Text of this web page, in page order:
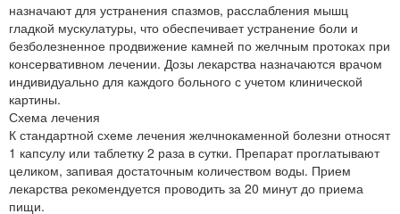
назначают для устранения спазмов, расслабления мышц
гладкой мускулатуры, что обеспечивает устранение боли и
безболезненное продвижение камней по желчным протоках при
консервативном лечении. Дозы лекарства назначаются врачом
индивидуально для каждого больного с учетом клинической
картины.
Схема лечения
К стандартной схеме лечения желчнокаменной болезни относят
1 капсулу или таблетку 2 раза в сутки. Препарат проглатывают
целиком, запивая достаточным количеством воды. Прием
лекарства рекомендуется проводить за 20 минут до приема
пищи.